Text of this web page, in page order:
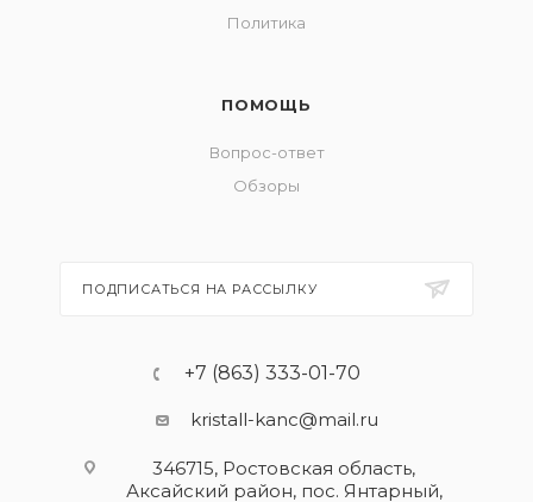
Политика
ПОМОЩЬ
Вопрос-ответ
Обзоры
ПОДПИСАТЬСЯ НА РАССЫЛКУ
+7 (863) 333-01-70
kristall-kanc@mail.ru
346715, Ростовская область​,
Аксайский район, пос. Янтарный,